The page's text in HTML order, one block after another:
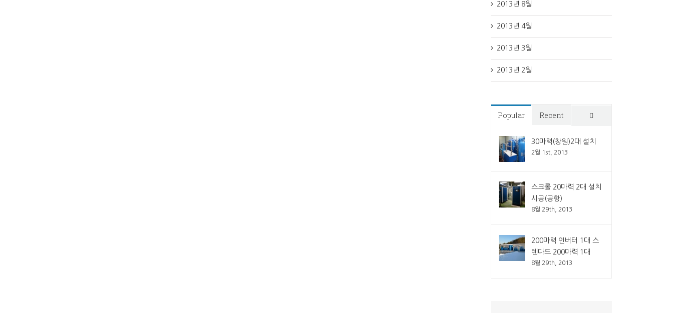
2013년 8월
2013년 4월
2013년 3월
2013년 2월
Popular Recent
30마력(창원)2대 설치
2월 1st, 2013
스크롤 20마력 2대 설치
시공(공항)
8월 29th, 2013
200마력 인버터 1대 스
텐다드 200마력 1대
8월 29th, 2013